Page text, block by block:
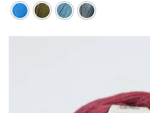
flere
varianter.